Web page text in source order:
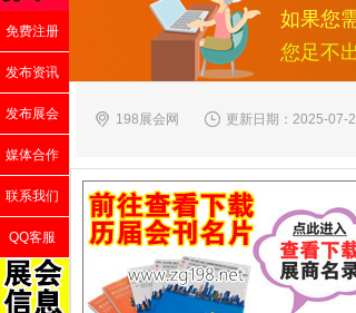
如果您
您足不
198展会网 更新日期：2025-07-
免费注册
发布资讯
发布展会
媒体合作
联系我们
QQ客服